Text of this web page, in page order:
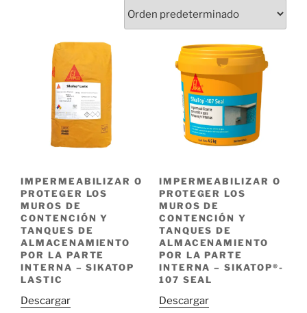
IMPERMEABILIZAR O
PROTEGER LOS
MUROS DE
CONTENCIÓN Y
TANQUES DE
ALMACENAMIENTO
POR LA PARTE
INTERNA – SIKATOP
LASTIC
Descargar
IMPERMEABILIZAR O
PROTEGER LOS
MUROS DE
CONTENCIÓN Y
TANQUES DE
ALMACENAMIENTO
POR LA PARTE
INTERNA – SIKATOP®-
107 SEAL
Descargar